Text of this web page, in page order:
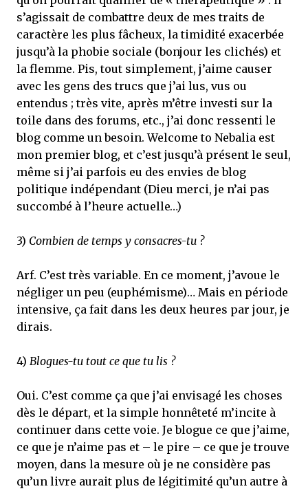
s’agissait de combattre deux de mes traits de
caractère les plus fâcheux, la timidité exacerbée
jusqu’à la phobie sociale (bonjour les clichés) et
la flemme. Pis, tout simplement, j’aime causer
avec les gens des trucs que j’ai lus, vus ou
entendus ; très vite, après m’être investi sur la
toile dans des forums, etc., j’ai donc ressenti le
blog comme un besoin. Welcome to Nebalia est
mon premier blog, et c’est jusqu’à présent le seul,
même si j’ai parfois eu des envies de blog
politique indépendant (Dieu merci, je n’ai pas
succombé à l’heure actuelle…)
3) Combien de temps y consacres-tu ?
Arf. C’est très variable. En ce moment, j’avoue le
négliger un peu (euphémisme)… Mais en période
intensive, ça fait dans les deux heures par jour, je
dirais.
4) Blogues-tu tout ce que tu lis ?
Oui. C’est comme ça que j’ai envisagé les choses
dès le départ, et la simple honnêteté m’incite à
continuer dans cette voie. Je blogue ce que j’aime,
ce que je n’aime pas et – le pire – ce que je trouve
moyen, dans la mesure où je ne considère pas
qu’un livre aurait plus de légitimité qu’un autre à